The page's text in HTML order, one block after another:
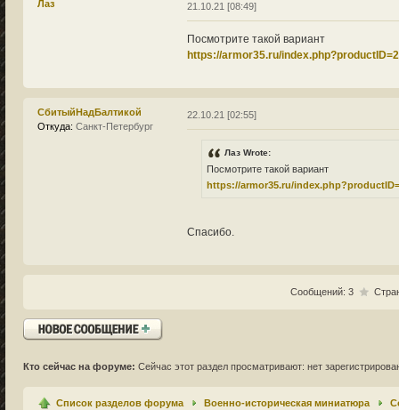
Лаз 21.10.21 [08:49]
Посмотрите такой вариант
https://armor35.ru/
СбитыйНадБалтикой
Откуда: Санкт-Петербург
22.10.21 [02:55]
Лаз Wrote:
Посмотрите такой вариант
https://armor35.ru/
Спасибо.
Сообщений: 3
Ответить
Кто сейчас на форуме: Сейчас этот раздел просматривают: нет
Список разделов форума Военно-историческая миниатюра